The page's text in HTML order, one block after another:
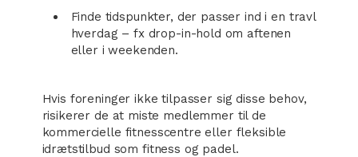
Finde tidspunkter, der passer ind i en travl
hverdag – fx drop-in-hold om aftenen
eller i weekenden.
Hvis foreninger ikke tilpasser sig disse behov,
risikerer de at miste medlemmer til de
kommercielle fitnesscentre eller fleksible
idrætstilbud som fitness og padel.